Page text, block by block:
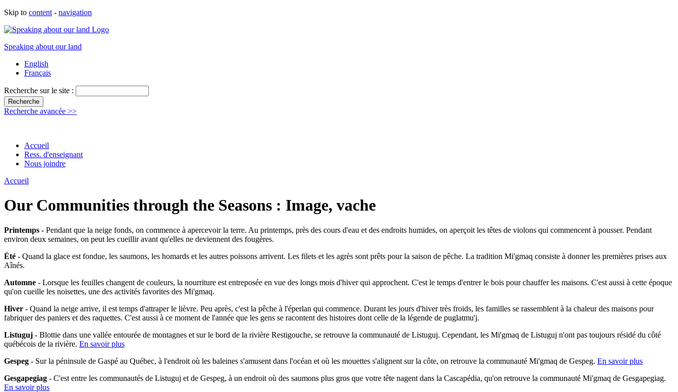
Skip to content - navigation
Speaking about our land
English
Français
Recherche sur le site :
Recherche avancée >>
Accueil
Ress. d'enseignant
Nous joindre
Accueil
Our Communities through the Seasons : Image, vache
Printemps - Pendant que la neige fonds, on commence à apercevoir la terre. Au printemps, près des cours d'eau et des endroits humides, on aperçoit les têtes de violons qui commencent à pousser. Pendant
environ deux semaines, on peut les cueillir avant qu'elles ne deviennent des fougères.
Été - Quand la glace est fondue, les saumons, les homards et les autres poissons arrivent. Les filets et les agrès sont prêts pour la saison de pêche. La tradition Mi'gmaq consiste à donner les premières prises aux
Aînés.
Automne - Lorsque les feuilles changent de couleurs, la nourriture est entreposée en vue des longs mois d'hiver qui approchent. C'est le temps d'entrer le bois pour chauffer les maisons. C'est aussi à cette époque
qu'on cueille les noisettes, une des activités favorites des Mi'gmaq.
Hiver - Quand la neige arrive, il est temps d'attraper le lièvre. Peu après, c'est la pêche à l'éperlan qui commence. Durant les jours d'hiver très froids, les familles se rassemblent à la chaleur des maisons pour
fabriquer des paniers et des raquettes. C'est aussi à ce moment de l'année que les gens se racontent des histoires dont celle de la légende de puglatmu'j.
Listuguj - Blottie dans une vallée entourée de montagnes et sur le bord de la rivière Restigouche, se retrouve la communauté de Listuguj. Cependant, les Mi'gmaq de Listuguj n'ont pas toujours résidé du côté
québécois de la rivière. En savoir plus
Gespeg - Sur la péninsule de Gaspé au Québec, à l'endroit où les baleines s'amusent dans l'océan et où les mouettes s'alignent sur la côte, on retrouve la communauté Mi'gmaq de Gespeg. En savoir plus
Gesgapegiag - C'est entre les communautés de Listuguj et de Gespeg, à un endroit où des saumons plus gros que votre tête nagent dans la Cascapédia, qu'on retrouve la communauté Mi'gmaq de Gesgapegiag.
En savoir plus